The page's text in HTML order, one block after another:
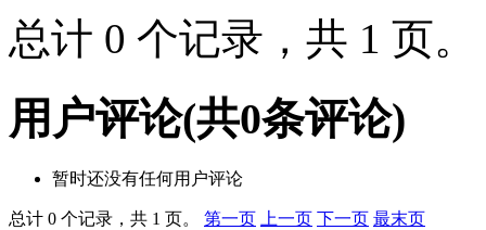
总计 0 个记录，共 1 页。
用户评论(共0条评论)
暂时还没有任何用户评论
总计 0 个记录，共 1 页。 第一页 上一页 下一页 最末页